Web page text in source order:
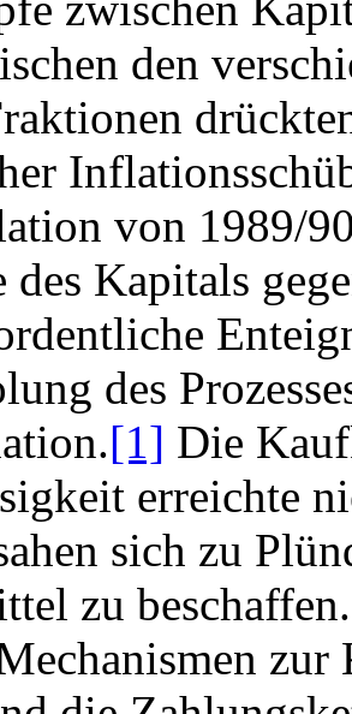
den
von 1989/
des Kapitals
des
[1] Die
erreichte
sich zu
zu